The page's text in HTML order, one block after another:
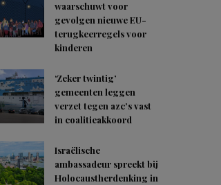
waarschuwt voor
gevolgen nieuwe EU-
terugkeerregels voor
kinderen
‘Zeker twintig’
gemeenten leggen
verzet tegen azc’s vast
in coalitieakkoord
Israëlische
ambassadeur spreekt bij
Holocaustherdenking in